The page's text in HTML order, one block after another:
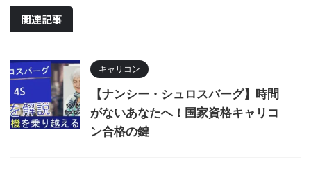
関連記事
キャリコン
【ナンシー・シュロスバーグ】時間
がないあなたへ！国家資格キャリコ
ン合格の鍵